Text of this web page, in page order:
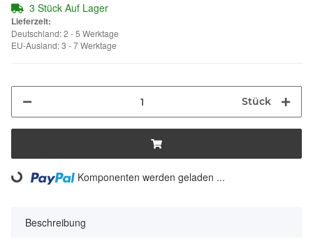
3 Stück Auf Lager
Lieferzeit:
Deutschland: 2 - 5 Werktage
EU-Ausland: 3 - 7 Werktage
Stück
Komponenten werden geladen ...
Beschreibung